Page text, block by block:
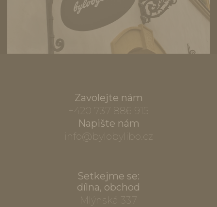
Zavolejte nám
+420 737 886 915
Napište nám
info@bylobylibo.cz
Setkejme se:
dílna, obchod
Mlýnská 337